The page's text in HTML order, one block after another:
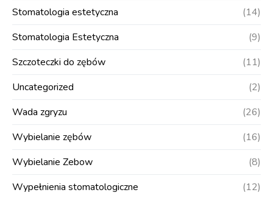
Stomatologia estetyczna
(14)
Stomatologia Estetyczna
(9)
Szczoteczki do zębów
(11)
Uncategorized
(2)
Wada zgryzu
(26)
Wybielanie zębów
(16)
Wybielanie Zebow
(8)
Wypełnienia stomatologiczne
(12)